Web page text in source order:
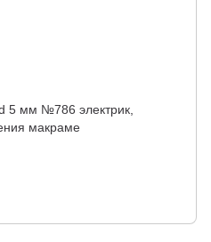
5 мм №786 электрик,
макраме